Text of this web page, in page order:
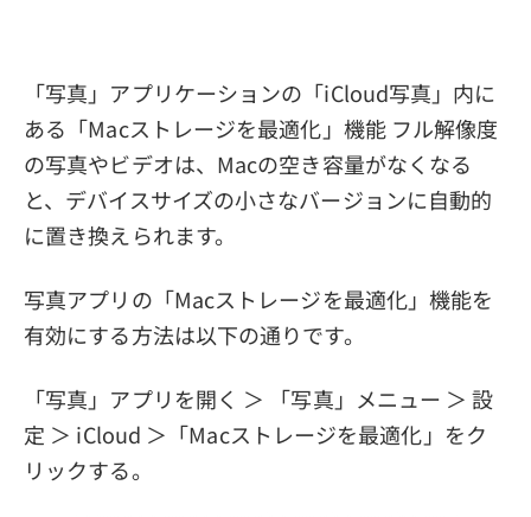
「写真」アプリケーションの「iCloud写真」内に
ある「Macストレージを最適化」機能 フル解像度
の写真やビデオは、Macの空き容量がなくなる
と、デバイスサイズの小さなバージョンに自動的
に置き換えられます。
写真アプリの「Macストレージを最適化」機能を
有効にする方法は以下の通りです。
「写真」アプリを開く ＞ 「写真」メニュー ＞ 設
定 ＞ iCloud ＞「Macストレージを最適化」をク
リックする。